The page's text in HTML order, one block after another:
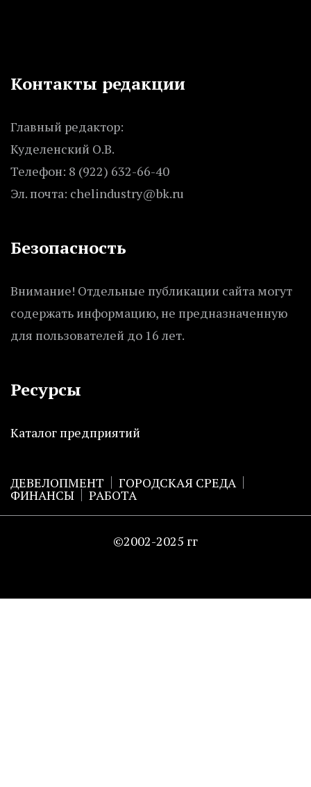
Контакты редакции
Главный редактор:
Куделенский О.В.
Телефон: 8 (922) 632-66-40
Эл. почта: chelindustry@bk.ru
Безопасность
Внимание! Отдельные публикации сайта могут
содержать информацию, не предназначенную
для пользователей до 16 лет.
Ресурсы
Каталог предприятий
ДЕВЕЛОПМЕНТ ГОРОДСКАЯ СРЕДА
ФИНАНСЫ РАБОТА
©2002-2025 гг